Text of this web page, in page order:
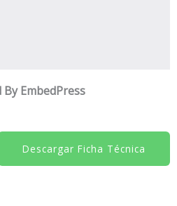
By EmbedPress
Descargar Ficha Técnica